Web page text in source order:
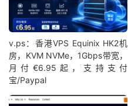
v.ps：香港VPS Equinix HK2机
房，KVM NVMe，1Gbps带宽，
月付€6.95起，支持支付
宝/Paypal